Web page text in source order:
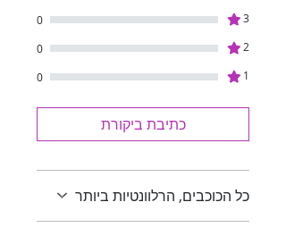
3
0
2
0
1
0
כתיבת ביקורת
כל הכוכבים, הרלוונטיות ביותר